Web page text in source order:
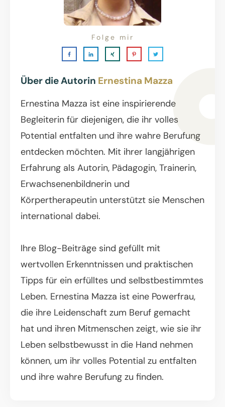
Über die Autorin Ernestina Mazza
Ernestina Mazza ist eine inspirierende
Begleiterin für diejenigen, die ihr volles
Potential entfalten und ihre wahre Berufung
entdecken möchten. Mit ihrer langjährigen
Erfahrung als Autorin, Pädagogin, Trainerin,
Erwachsenenbildnerin und
Körpertherapeutin unterstützt sie Menschen
international dabei.
Ihre Blog-Beiträge sind gefüllt mit
wertvollen Erkenntnissen und praktischen
Tipps für ein erfülltes und selbstbestimmtes
Leben. Ernestina Mazza ist eine Powerfrau,
die ihre Leidenschaft zum Beruf gemacht
hat und ihren Mitmenschen zeigt, wie sie ihr
Leben selbstbewusst in die Hand nehmen
können, um ihr volles Potential zu entfalten
und ihre wahre Berufung zu finden.
Folge mir